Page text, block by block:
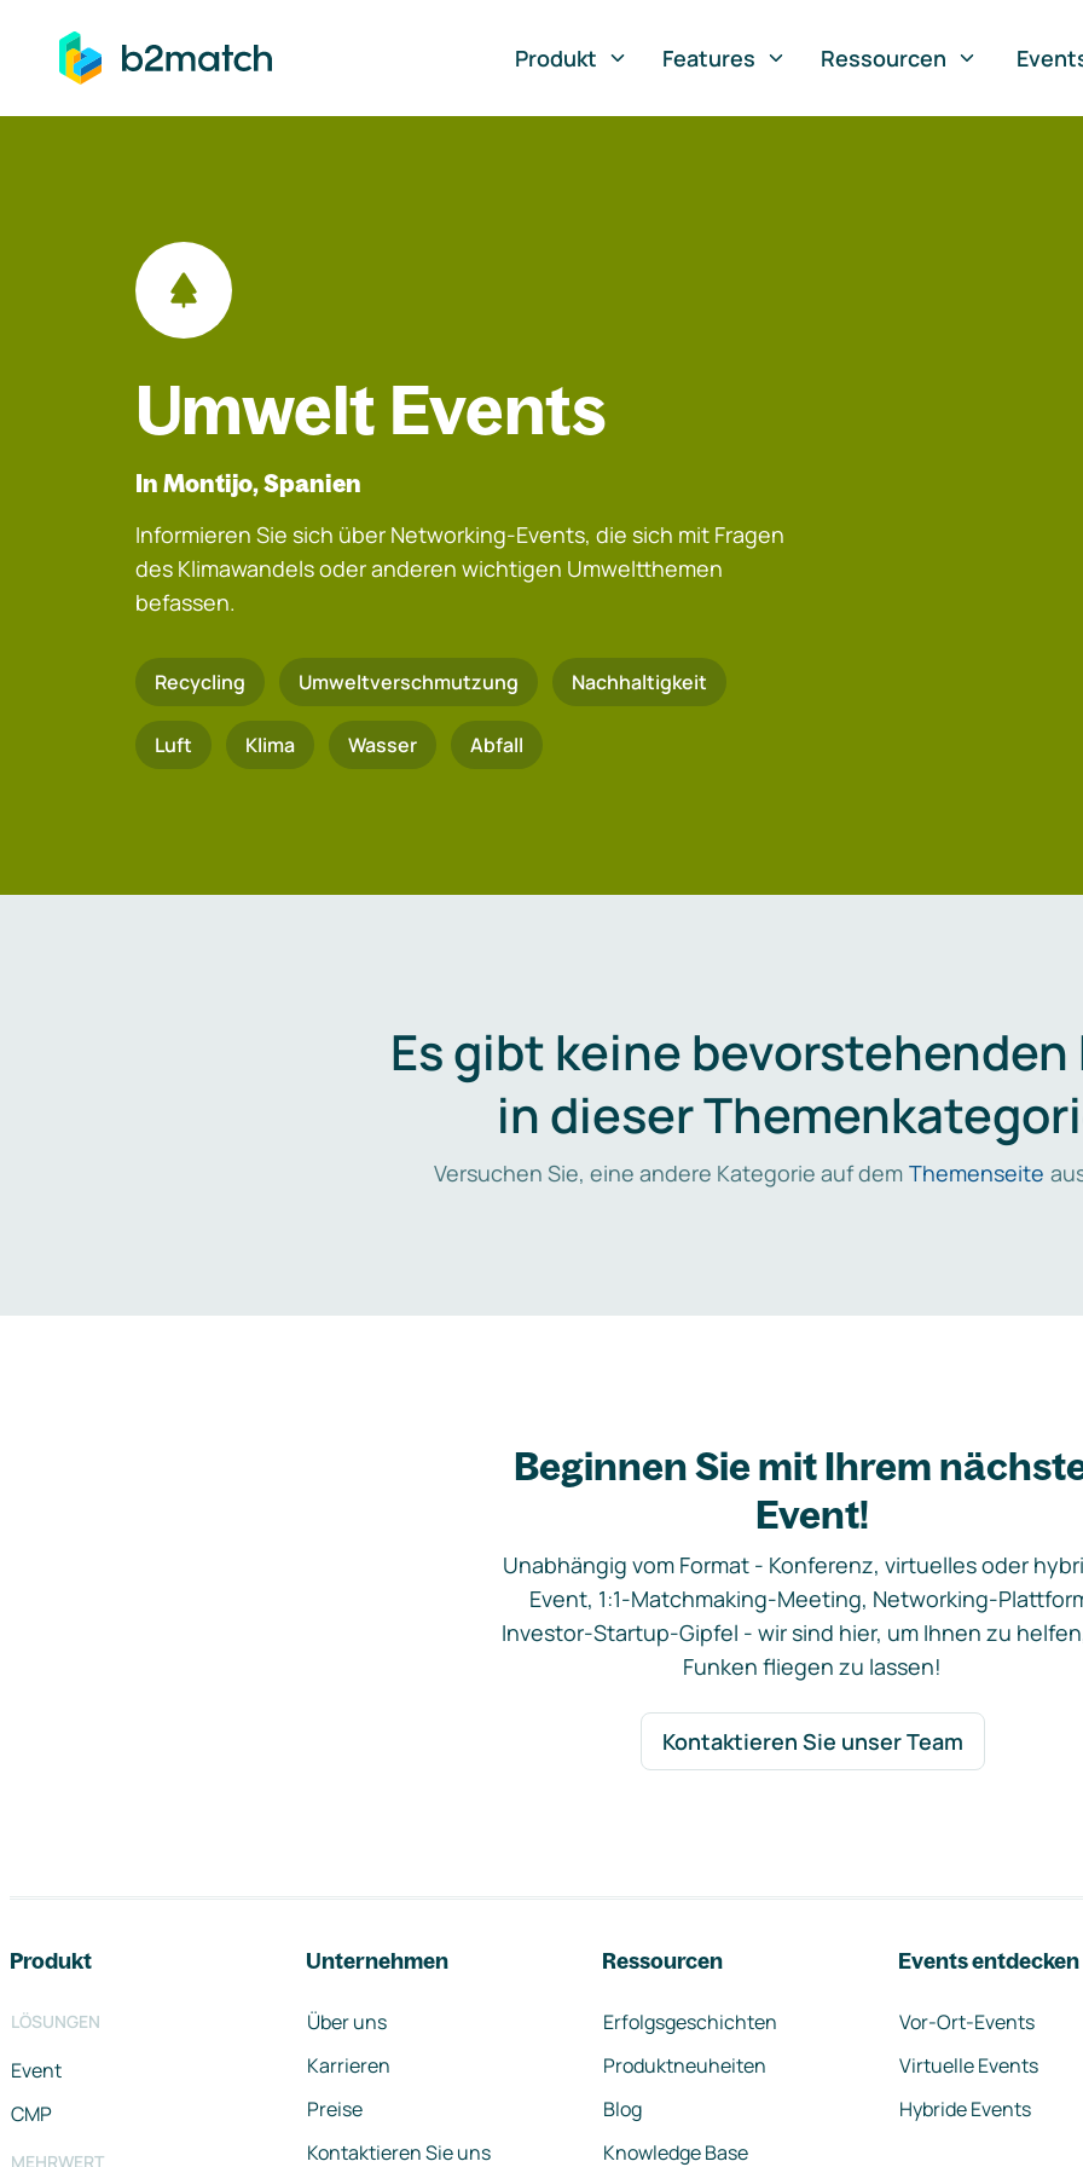
springen
Produkt
Features Ressourcen
Umwelt Events
In Montijo, Spanien
Informieren Sie sich über Networking-Events, die sich mit Fragen
des Klimawandels oder anderen wichtigen Umweltthemen
befassen.
Recycling Umweltverschmutzung Nachhaltigkeit
Luft Klima Wasser Abfall
Es gibt keine bevorstehenden
in dieser
Versuchen Sie, eine andere Kategorie auf dem Themenseite
Beginnen Sie mit Ihrem
Event!
Unabhängig vom Format - Konferenz, virtuelles oder
Event, 1:1-Matchmaking-Meeting, Networking-
Investor-Startup-Gipfel - wir sind hier, um Ihnen zu
Funken fliegen zu lassen!
Kontaktieren Sie unser Team
Produkt
LÖSUNGEN
Event
CMP
MEHRWERT
Unternehmen
Über uns
Karrieren
Preise
Kontaktieren Sie uns
Ressourcen
Erfolgsgeschichten
Produktneuheiten
Blog
Knowledge Base
Events entdecken
Vor-Ort-Events
Virtuelle Events
Hybride Events